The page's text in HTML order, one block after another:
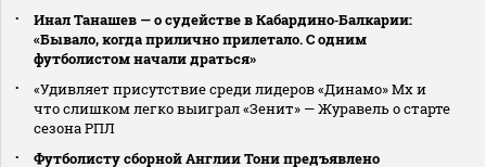
Инал Танашев — о судействе в Кабардино‑Балкарии:
«Бывало, когда прилично прилетало. С одним
футболистом начали драться»
«Удивляет присутствие среди лидеров «Динамо» Мх и
что слишком легко выиграл «Зенит» — Журавель о старте
сезона РПЛ
Футболисту сборной Англии Тони предъявлено